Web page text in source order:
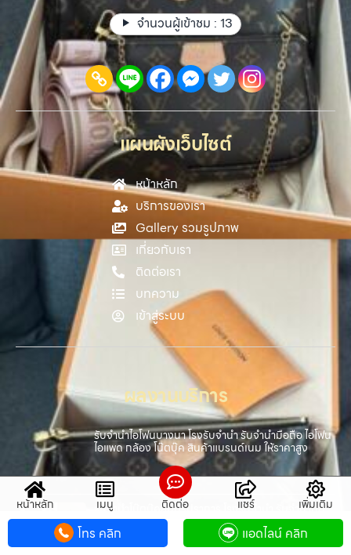
จำนวนผู้เข้าชม : 13
แผนผังเว็บไซต์
หน้าหลัก
บริการของเรา
Gallery รวมรูปภาพ
เกี่ยวกับเรา
ติดต่อเรา
บทความ
เข้าสู่ระบบ
ผลงานบริการ
รับจำนำไอโฟนบางนา โรงรับจำนำ รับจำนำมือถือ ไอโฟน
ไอแพด กล้อง โน๊ตบุ๊ค สินค้าแบรนด์เนม ให้ราคาสูง
รับจำนำโน๊ตบุ๊คสมุทรปราการ โรงรับจำนำ รับจำนำมือ
ถือ ไอโฟน ไอแพด กล้อง โน๊ตบุ๊ค สินค้าแบรนด์เนม ให้
ราคาสูง
หน้าหลัก เมนู ติดต่อ แชร์ เพิ่มเติม
โทร คลิก แอดไลน์ คลิก